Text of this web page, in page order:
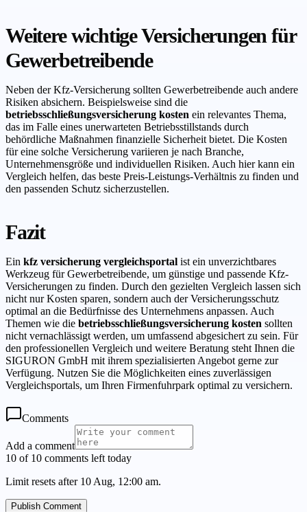
Weitere wichtige Versicherungen für
Gewerbetreibende
Neben der Kfz-Versicherung sollten Gewerbetreibende auch andere
Risiken absichern. Beispielsweise sind die
betriebsschließungsversicherung kosten ein relevantes Thema,
das im Falle eines unerwarteten Betriebsstillstands durch
behördliche Maßnahmen finanzielle Sicherheit bietet. Die Kosten
für eine solche Versicherung variieren je nach Branche,
Unternehmensgröße und individuellen Risiken. Auch hier kann ein
Vergleich helfen, das beste Preis-Leistungs-Verhältnis zu finden und
den passenden Schutz sicherzustellen.
Fazit
Ein kfz versicherung vergleichsportal ist ein unverzichtbares
Werkzeug für Gewerbetreibende, um günstige und passende Kfz-
Versicherungen zu finden. Durch den gezielten Vergleich lassen sich
nicht nur Kosten sparen, sondern auch der Versicherungsschutz
optimal an die Bedürfnisse des Unternehmens anpassen. Auch
Themen wie die betriebsschließungsversicherung kosten sollten
nicht vernachlässigt werden, um umfassend abgesichert zu sein. Für
den professionellen Vergleich und weitere Beratung steht Ihnen die
SIGURON GmbH mit ihrem spezialisierten Angebot gerne zur
Verfügung. Nutzen Sie die Möglichkeiten eines zuverlässigen
Vergleichsportals, um Ihren Firmenfuhrpark optimal zu versichern.
Comments
Add a comment
10 of 10 comments left today
Limit resets after 10 Aug, 12:00 am.
Publish Comment